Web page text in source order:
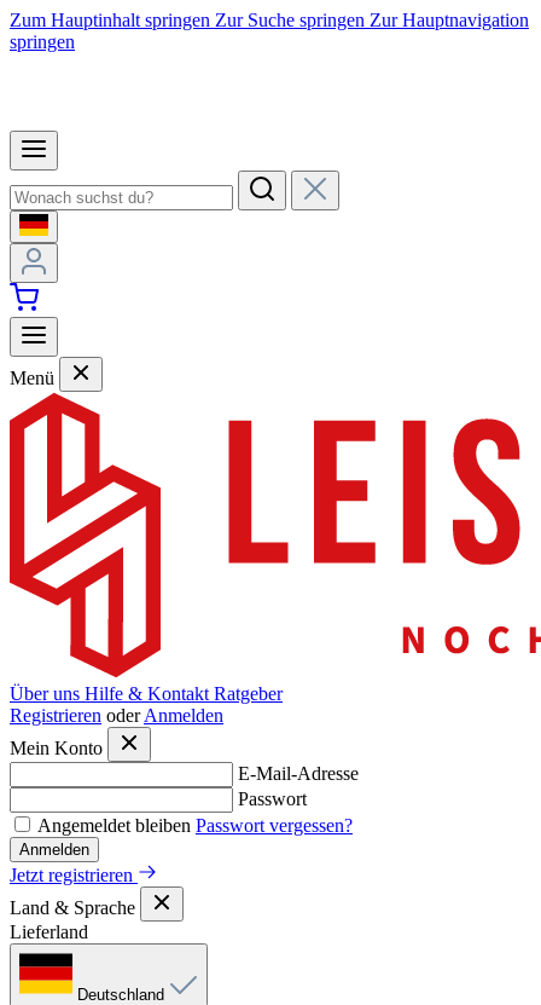
Zum Hauptinhalt springen Zur Suche springen Zur Hauptnavigation
springen
Menü
Über uns Hilfe & Kontakt Ratgeber
Registrieren oder Anmelden
Mein Konto
E-Mail-Adresse
Passwort
Angemeldet bleiben Passwort vergessen?
Anmelden
Jetzt registrieren
Land & Sprache
Lieferland
Deutschland